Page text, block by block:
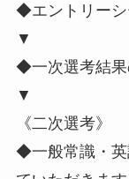
◆エントリーシ
▼
◆一次選考結果
▼
《二次選考》
◆一般常識・英